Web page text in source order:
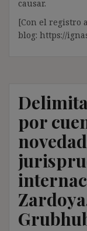
causar.
[Con el registro
blog: https://
por